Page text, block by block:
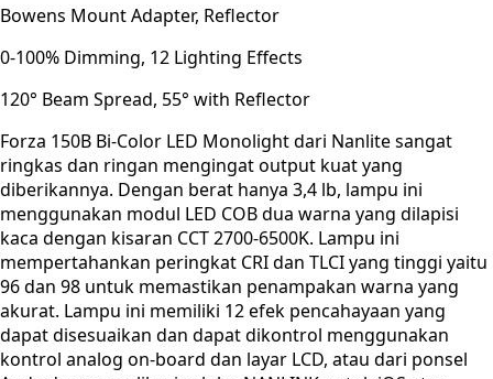
Bowens Mount Adapter, Reflector
0-100% Dimming, 12 Lighting Effects
120° Beam Spread, 55° with Reflector
Forza 150B Bi-Color LED Monolight dari Nanlite sangat
ringkas dan ringan mengingat output kuat yang
diberikannya. Dengan berat hanya 3,4 lb, lampu ini
menggunakan modul LED COB dua warna yang dilapisi
kaca dengan kisaran CCT 2700-6500K. Lampu ini
mempertahankan peringkat CRI dan TLCI yang tinggi yaitu
96 dan 98 untuk memastikan penampakan warna yang
akurat. Lampu ini memiliki 12 efek pencahayaan yang
dapat disesuaikan dan dapat dikontrol menggunakan
kontrol analog on-board dan layar LCD, atau dari ponsel